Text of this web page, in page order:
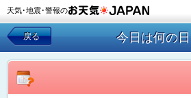
天気･地震･警報の
戻る 今日は何の日